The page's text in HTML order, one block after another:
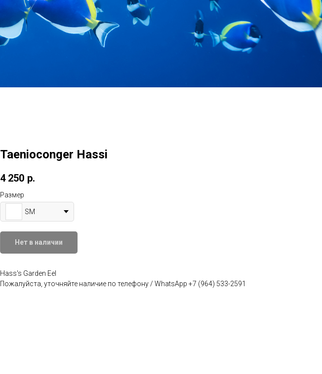
Taenioconger Hassi
4 250 р.
Размер
SM
Нет в наличии
Hass's Garden Eel
Пожалуйста, уточняйте наличие по телефону / WhatsApp +7 (964) 533-2591